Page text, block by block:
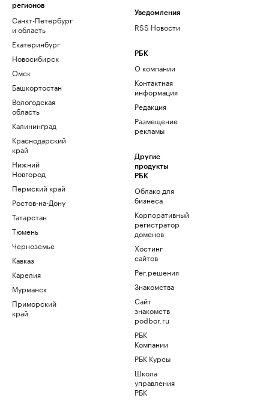
регионов
Санкт-Петербург
и область
Екатеринбург
Новосибирск
Омск
Башкортостан
Вологодская
область
Калининград
Краснодарский
край
Нижний
Новгород
Пермский край
Ростов-на-Дону
Татарстан
Тюмень
Черноземье
Кавказ
Карелия
Мурманск
Приморский
край
Уведомления
RSS Новости
РБК
О компании
Контактная
информация
Редакция
Размещение
рекламы
Другие
продукты
РБК
Облако для
бизнеса
Корпоративный
регистратор
доменов
Хостинг
сайтов
Рег.решения
Знакомства
Сайт
знакомств
podbor.ru
РБК
Компании
РБК Курсы
Школа
управления
РБК